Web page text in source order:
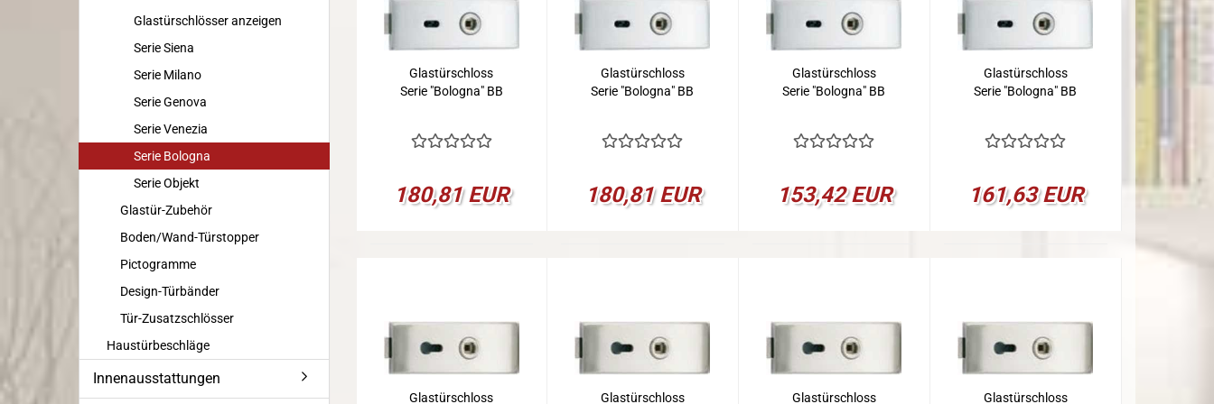
Glastürschloss
Serie "Bologna" BB
180,81 EUR
Glastürschloss
Serie "Bologna" BB
180,81 EUR
Glastürschloss
Serie "Bologna" BB
153,42 EUR
Glastürschloss
Serie "Bologna" BB
161,63 EUR
Glastürschloss Glastürschloss Glastürschloss Glastürschloss
Glastürschlösser anzeigen
Serie Siena
Serie Milano
Serie Genova
Serie Venezia
Serie Bologna
Serie Objekt
Glastür-Zubehör
Boden/Wand-Türstopper
Pictogramme
Design-Türbänder
Tür-Zusatzschlösser
Haustürbeschläge
Innenausstattungen